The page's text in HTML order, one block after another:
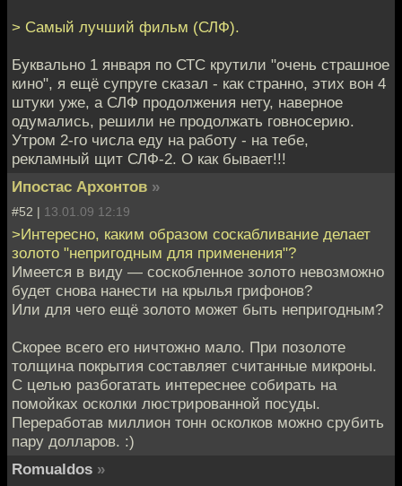
> Самый лучший фильм (СЛФ).
Буквально 1 января по СТС крутили "очень страшное
кино", я ещё супруге сказал - как странно, этих вон 4
штуки уже, а СЛФ продолжения нету, наверное
одумались, решили не продолжать говносерию.
Утром 2-го числа еду на работу - на тебе,
рекламный щит СЛФ-2. О как бывает!!!
Ипостас Архонтов »
#52 | 13.01.09 12:19
>Интересно, каким образом соскабливание делает
золото "непригодным для применения"?
Имеется в виду — соскобленное золото невозможно
будет снова нанести на крылья грифонов?
Или для чего ещё золото может быть непригодным?
Скорее всего его ничтожно мало. При позолоте
толщина покрытия составляет считанные микроны.
С целью разбогатать интереснее собирать на
помойках осколки люстрированной посуды.
Переработав миллион тонн осколков можно срубить
пару долларов. :)
Romualdos »